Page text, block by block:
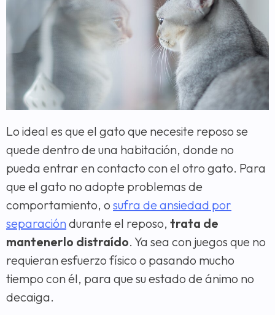
Lo ideal es que el gato que necesite reposo se
quede dentro de una habitación, donde no
pueda entrar en contacto con el otro gato. Para
que el gato no adopte problemas de
comportamiento, o sufra de ansiedad por
separación durante el reposo, trata de
mantenerlo distraído. Ya sea con juegos que no
requieran esfuerzo físico o pasando mucho
tiempo con él, para que su estado de ánimo no
decaiga.